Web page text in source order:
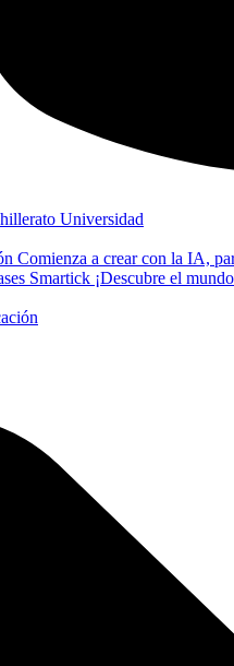
Universidad
Comienza a crear con la IA,
Smartick ¡Descubre el